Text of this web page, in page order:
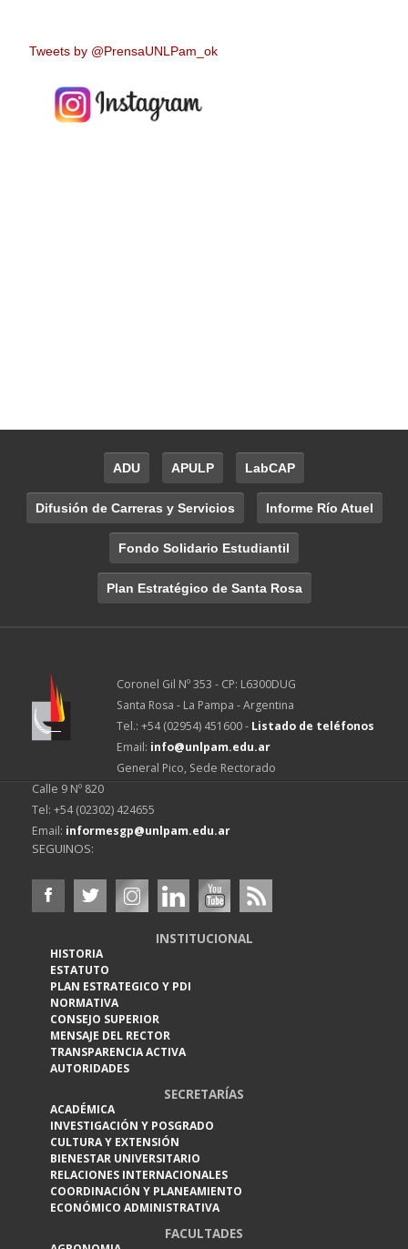
Tweets by @PrensaUNLPam_ok
ADU APULP LabCAP
Difusión de Carreras y Servicios Informe Río Atuel
Fondo Solidario Estudiantil
Plan Estratégico de Santa Rosa
Coronel Gil Nº 353 - CP: L6300DUG
Santa Rosa - La Pampa - Argentina
Tel.: +54 (02954) 451600 - Listado de teléfonos
Email: info@unlpam.edu.ar
General Pico, Sede Rectorado
Calle 9 Nº 820
Tel: +54 (02302) 424655
Email: informesgp@unlpam.edu.ar
SEGUINOS:
INSTITUCIONAL
HISTORIA
ESTATUTO
PLAN ESTRATEGICO Y PDI
NORMATIVA
CONSEJO SUPERIOR
MENSAJE DEL RECTOR
TRANSPARENCIA ACTIVA
AUTORIDADES
SECRETARÍAS
ACADÉMICA
INVESTIGACIÓN Y POSGRADO
CULTURA Y EXTENSIÓN
BIENESTAR UNIVERSITARIO
RELACIONES INTERNACIONALES
COORDINACIÓN Y PLANEAMIENTO
ECONÓMICO ADMINISTRATIVA
FACULTADES